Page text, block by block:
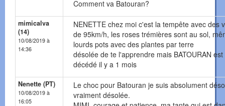
Comment va Batouran?
mimicalva
(14)
10/08/2019 à
14:36
NENETTE chez moi c'est la tempête avec des
de 95km/h, les roses trémières sont au sol,
lourds pots avec des plantes par terre
désolée de te l'apprendre mais BATOURAN est
décédé il y a 1 mois
Nenette (PT)
10/08/2019 à
16:05
Le choc pour Batouran je suis absolument
vraiment désolée.